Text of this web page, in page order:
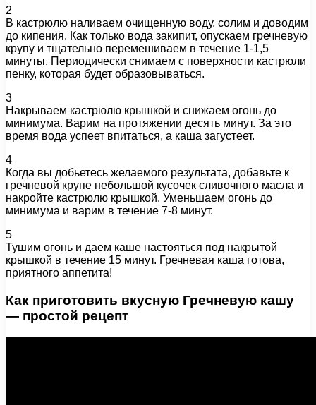
2
В кастрюлю наливаем очищенную воду, солим и доводим
до кипения. Как только вода закипит, опускаем гречневую
крупу и тщательно перемешиваем в течение 1-1,5
минуты. Периодически снимаем с поверхности кастрюли
пенку, которая будет образовываться.
3
Накрываем кастрюлю крышкой и снижаем огонь до
минимума. Варим на протяжении десять минут. За это
время вода успеет впитаться, а каша загустеет.
4
Когда вы добьетесь желаемого результата, добавьте к
гречневой крупе небольшой кусочек сливочного масла и
накройте кастрюлю крышкой. Уменьшаем огонь до
минимума и варим в течение 7-8 минут.
5
Тушим огонь и даем каше настояться под накрытой
крышкой в течение 15 минут. Гречневая каша готова,
приятного аппетита!
Как приготовить вкусную Гречневую кашу
— простой рецепт